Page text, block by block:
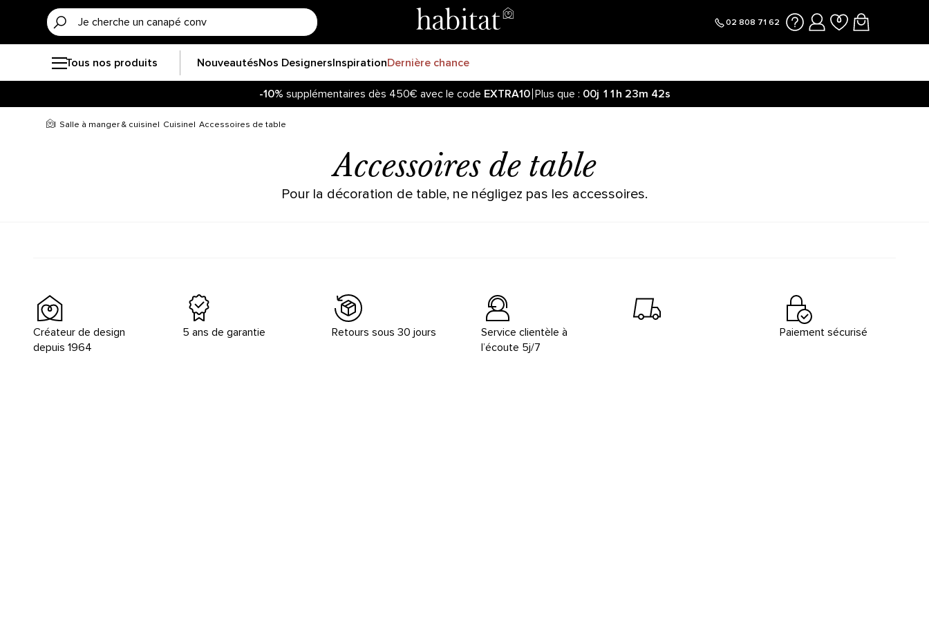
02 808 71 62
Tous nos produits NouveautésNos DesignersInspirationDernière chance
-10% supplémentaires dès 450€ avec le code EXTRA10 Plus que : 00j 11h 23m 42s
Salle à manger & cuisine Cuisine Accessoires de table
Accessoires de table
Pour la décoration de table, ne négligez pas les accessoires.
Créateur de design
depuis 1964
5 ans de garantie Retours sous 30 jours
Service clientèle à
l’écoute 5j/7
Paiement sécurisé